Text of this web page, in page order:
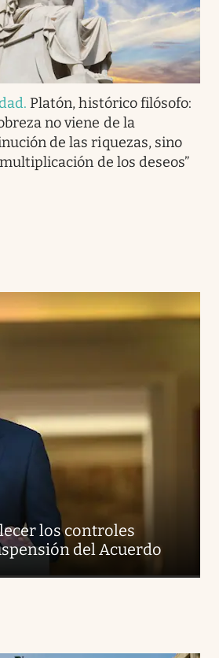
. Platón, histórico filósofo:
no viene de la
de las riquezas, sino
de los deseos”
los controles
del Acuerdo